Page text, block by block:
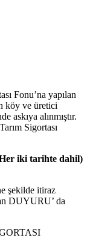
Fonu’na yapılan
köy ve üretici
askıya alınmıştır.
Sigortası
iki tarihte dahil)
şekilde itiraz
DUYURU’ da